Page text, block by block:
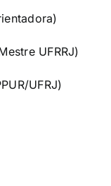
UFRRJ)
UFRJ)